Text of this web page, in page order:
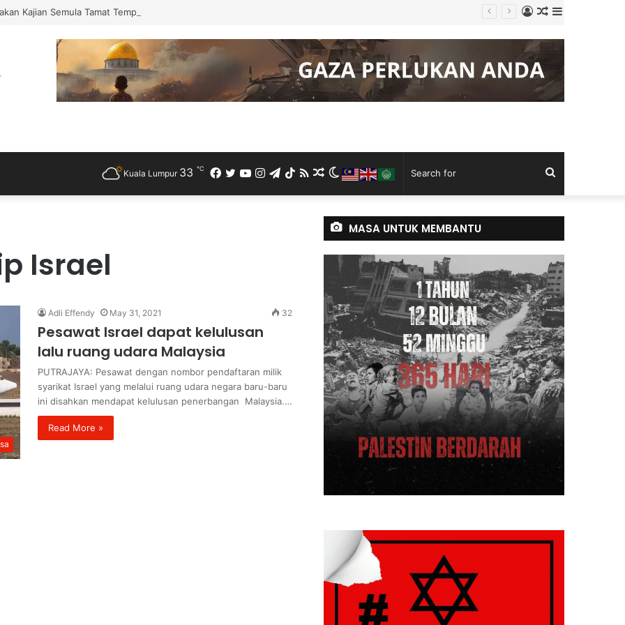
Kajian Semula Tamat Tempoh Duti Anti-Lambakan Import Gegelung Keluli China, Vietnam
Random
Article
Log
In
for
Switch
skin
Random
Article
RSS
TikTok
Telegram
Instagram
YouTube
Twitter
Facebook
Kuala Lumpur 33 ℃
Israel
Adli Effendy May 31, 2021 32
Pesawat Israel dapat kelulusan
lalu ruang udara Malaysia
PUTRAJAYA: Pesawat dengan nombor pendaftaran milik
syarikat Israel yang melalui ruang udara negara baru-baru
ini disahkan mendapat kelulusan penerbangan Malaysia.…
Read More »
MASA UNTUK MEMBANTU